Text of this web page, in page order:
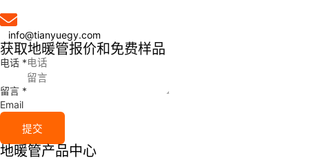
info@tianyuegy.com
获取地暖管报价和免费样品
电话 *
留言 *
Email
提交
地暖管产品中心